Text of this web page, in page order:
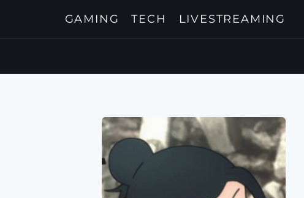
GAMING TECH LIVESTREAMING